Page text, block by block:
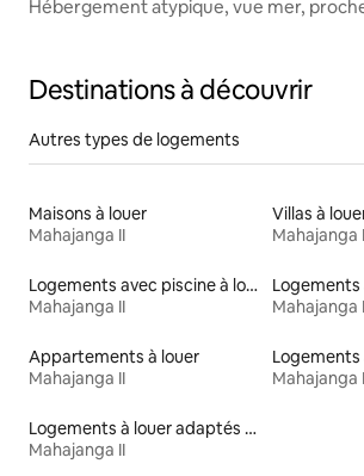
Hébergement atypique, vue mer,
Destinations à découvrir
Autres types de logements
Maisons à louer
Mahajanga II
Villas à
Mahajanga
Logements avec piscine à louer
Mahajanga II
Mahajanga
Appartements à louer
Mahajanga II
Logements
Mahajanga
Logements à louer adaptés aux animaux
Mahajanga II